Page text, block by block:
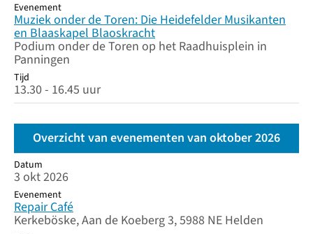
Evenement
Muziek onder de Toren: Die Heidefelder Musikanten
en Blaaskapel Blaoskracht
Podium onder de Toren op het Raadhuisplein in
Panningen
Tijd
13.30 - 16.45 uur
Overzicht van evenementen van oktober 2026
Datum
Datum
3 okt 2026
Evenement
Repair Café
Kerkeböske, Aan de Koeberg 3, 5988 NE Helden